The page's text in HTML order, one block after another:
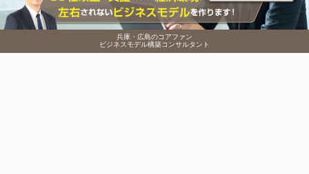
兵庫・広島のコアファン
ビジネスモデル構築コンサルタント